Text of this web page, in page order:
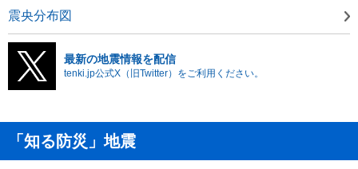
震央分布図
最新の地震情報を配信
tenki.jp公式X（旧Twitter）をご利用ください。
「知る防災」地震